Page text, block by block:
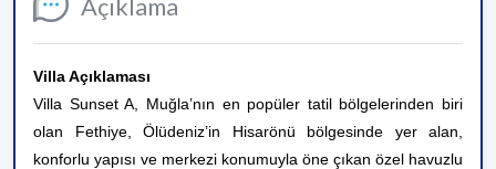
Açıklama
Villa Açıklaması
Villa Sunset A, Muğla’nın en popüler tatil bölgelerinden biri
olan Fethiye, Ölüdeniz’in Hisarönü bölgesinde yer alan,
konforlu yapısı ve merkezi konumuyla öne çıkan özel havuzlu